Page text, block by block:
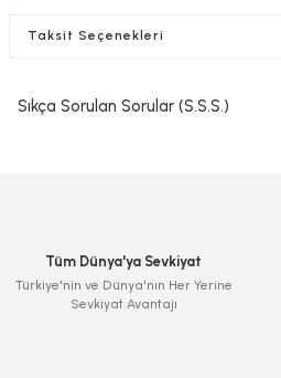
Taksit Seçenekleri
Sıkça Sorulan Sorular (S.S.S.)
Tüm Dünya'ya Sevkiyat
Türkiye'nin ve Dünya'nın Her Yerine
Sevkiyat Avantajı